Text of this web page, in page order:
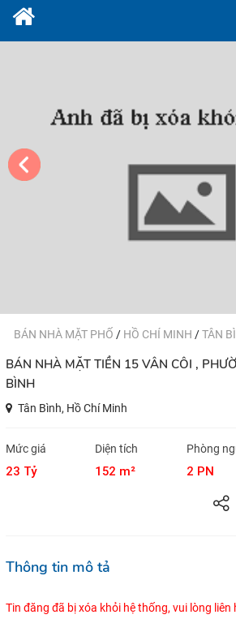
BÁN NHÀ MẶT PHỐ / HỒ CHÍ MINH /TÂN
BÁN NHÀ MẶT TIỀN 15 VÂN CÔI , PHƯỜNG 7, QUẬN TÂN
BÌNH
Tân Bình, Hồ Chí Minh
Mức giá
23 Tỷ
Diện tích
152 m²
Phòng
2 PN
Thông tin mô tả
Tin đăng đã bị xóa khỏi hệ thống, vui lòng liên